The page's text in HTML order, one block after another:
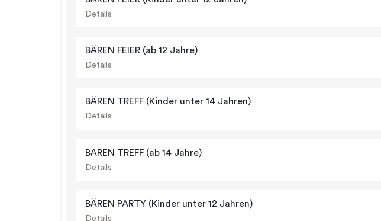
Details
BÄREN FEIER (ab 12 Jahre)
Details
BÄREN TREFF (Kinder unter 14 Jahren)
Details
BÄREN TREFF (ab 14 Jahre)
Details
BÄREN PARTY (Kinder unter 12 Jahren)
Details